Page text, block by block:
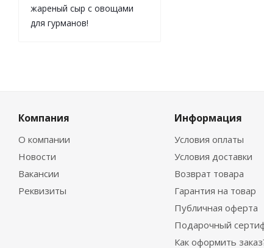
жареный сыр с овощами
для гурманов!
Компания
О компании
Новости
Вакансии
Реквизиты
Информация
Условия оплаты
Условия доставки
Возврат товара
Гарантия на товар
Публичная оферта
Подарочный
Как оформить